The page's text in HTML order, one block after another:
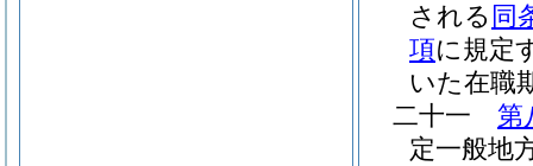
される 同
項に規定
いた在職
二十一
第
定一般地